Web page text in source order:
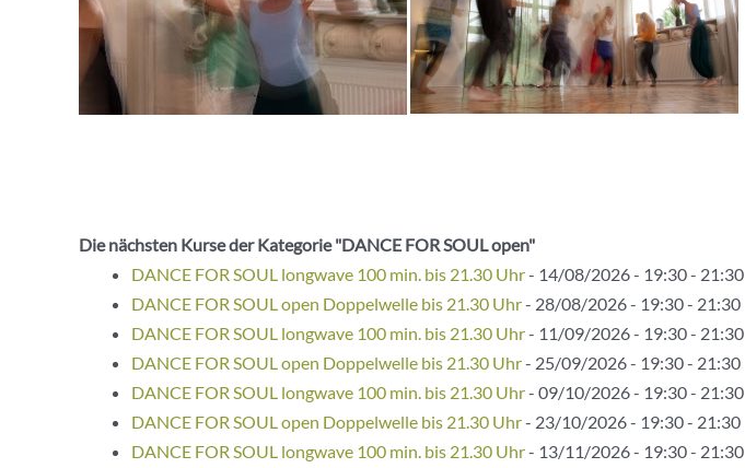
Die nächsten Kurse der Kategorie "DANCE FOR SOUL open"
DANCE FOR SOUL longwave 100 min. bis 21.30 Uhr- 14/08/2026 - 19:30 - 21:30
DANCE FOR SOUL open Doppelwelle bis 21.30 Uhr- 28/08/2026 - 19:30 - 21:30
DANCE FOR SOUL longwave 100 min. bis 21.30 Uhr- 11/09/2026 - 19:30 - 21:30
DANCE FOR SOUL open Doppelwelle bis 21.30 Uhr- 25/09/2026 - 19:30 - 21:30
DANCE FOR SOUL longwave 100 min. bis 21.30 Uhr- 09/10/2026 - 19:30 - 21:30
DANCE FOR SOUL open Doppelwelle bis 21.30 Uhr- 23/10/2026 - 19:30 - 21:30
DANCE FOR SOUL longwave 100 min. bis 21.30 Uhr- 13/11/2026 - 19:30 - 21:30